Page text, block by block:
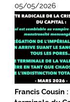
05/05/2026
Francis Cousin